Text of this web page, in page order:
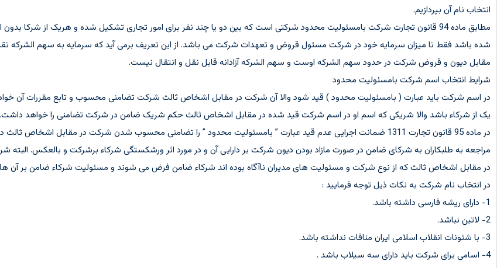
انتخاب نام آن بپردازیم.
مطابق ماده 94 قانون تجارت شرکت بامسئولیت محدود شرکتی است که بین دو یا چند نفر برای امور تجاری تشکیل شده و هریک از شرکا
شده باشد فقط تا میزان سرمایه خود در شرکت مسئول قروض و تعهدات شرکت می باشد. از این تعریف برمی آید که سرمایه به سهم
مقابل دیون و قروض شرکت در حدود سهم الشرکه اوست و سهم الشرکه آزادانه قابل نقل و انتقال نیست.
شرایط انتخاب اسم شرکت بامسئولیت محدود
در اسم شرکت باید عبارت ( بامسئولیت محدود ) قید شود والا آن شرکت در مقابل اشخاص ثالث شرکت تضامنی محسوب و تابع مقررات آن
یک از شرکاء باشد والا شریکی که اسم او در اسم شرکت قید شده در مقابل اشخاص ثالث حکم شریک ضامن در شرکت تضامنی را خواهد داشت.
در ماده 95 قانون تجارت 1311 ضمانت اجرایی عدم قید عبارت ” بامسئولیت محدود ” را تضامنی محسوب شدن شرکت در مقابل
مراجعه به طلبکاران به شرکای ضامن در صورت مازاد بودن دیون شرکت بر دارایی آن و در مورد اثر ورشکستگی شرکاء برشرکت و بالعکس.
در مقابل اشخاص ثالث که از نوع شرکت و مسئولیت های مدیران ناآگاه بوده اند شرکاء ضامن فرض می شوند و مسئولیت شرکاء ضامن بر آن
در انتخاب نام شرکت به نکات ذیل توجه فرمایید :
1- دارای ریشه فارسی داشته باشد.
2- لاتین نباشد.
3- با شئونات انقلاب اسلامی ایران منافات نداشته باشد.
4- اسامی برای شرکت باید دارای سه سیلاب باشد .